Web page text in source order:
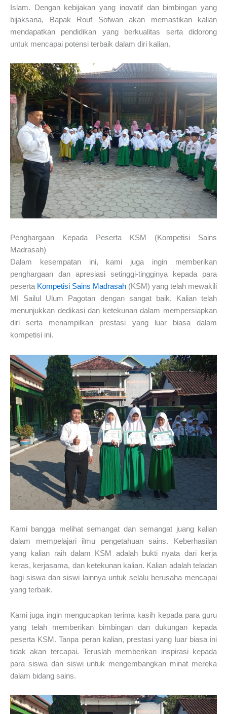
Islam. Dengan kebijakan yang inovatif dan bimbingan yang
bijaksana, Bapak Rouf Sofwan akan memastikan kalian
mendapatkan pendidikan yang berkualitas serta didorong
untuk mencapai potensi terbaik dalam diri kalian.
Penghargaan Kepada Peserta KSM (Kompetisi Sains
Madrasah)
Dalam kesempatan ini, kami juga ingin memberikan
penghargaan dan apresiasi setinggi-tingginya kepada para
peserta Kompetisi Sains Madrasah (KSM) yang telah mewakili
MI Sailul Ulum Pagotan dengan sangat baik. Kalian telah
menunjukkan dedikasi dan ketekunan dalam mempersiapkan
diri serta menampilkan prestasi yang luar biasa dalam
kompetisi ini.
Kami bangga melihat semangat dan semangat juang kalian
dalam mempelajari ilmu pengetahuan sains. Keberhasilan
yang kalian raih dalam KSM adalah bukti nyata dari kerja
keras, kerjasama, dan ketekunan kalian. Kalian adalah teladan
bagi siswa dan siswi lainnya untuk selalu berusaha mencapai
yang terbaik.
Kami juga ingin mengucapkan terima kasih kepada para guru
yang telah memberikan bimbingan dan dukungan kepada
peserta KSM. Tanpa peran kalian, prestasi yang luar biasa ini
tidak akan tercapai. Teruslah memberikan inspirasi kepada
para siswa dan siswi untuk mengembangkan minat mereka
dalam bidang sains.